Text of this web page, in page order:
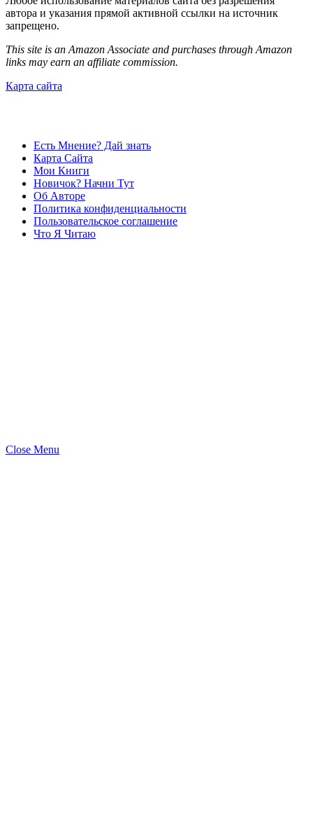
автора и указания прямой активной ссылки на источник
запрещено.
This site is an Amazon Associate and purchases through Amazon
links may earn an affiliate commission.
Карта сайта
Есть Мнение? Дай знать
Карта Сайта
Мои Книги
Новичок? Начни Тут
Об Авторе
Политика конфиденциальности
Пользовательское соглашение
Что Я Читаю
Close Menu